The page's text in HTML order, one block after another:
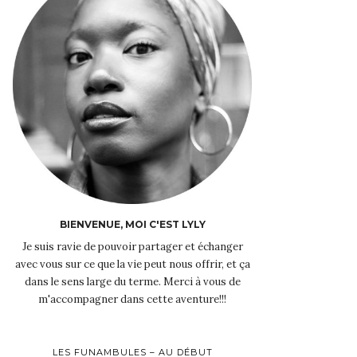
BIENVENUE, MOI C'EST LYLY
Je suis ravie de pouvoir partager et échanger
avec vous sur ce que la vie peut nous offrir, et ça
dans le sens large du terme. Merci à vous de
m'accompagner dans cette aventure!!!
LES FUNAMBULES – AU DÉBUT